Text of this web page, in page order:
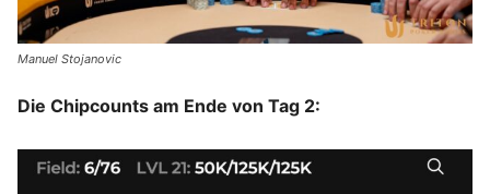
Manuel Stojanovic
Die Chipcounts am Ende von Tag 2: